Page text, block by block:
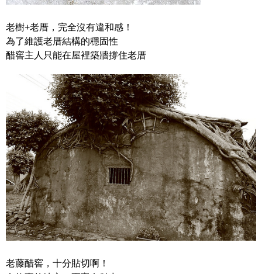
老樹+老厝，完全沒有違和感！
為了維護老厝結構的穩固性
醋窖主人只能在屋裡築牆撐住老厝
老藤醋窖，十分貼切啊！